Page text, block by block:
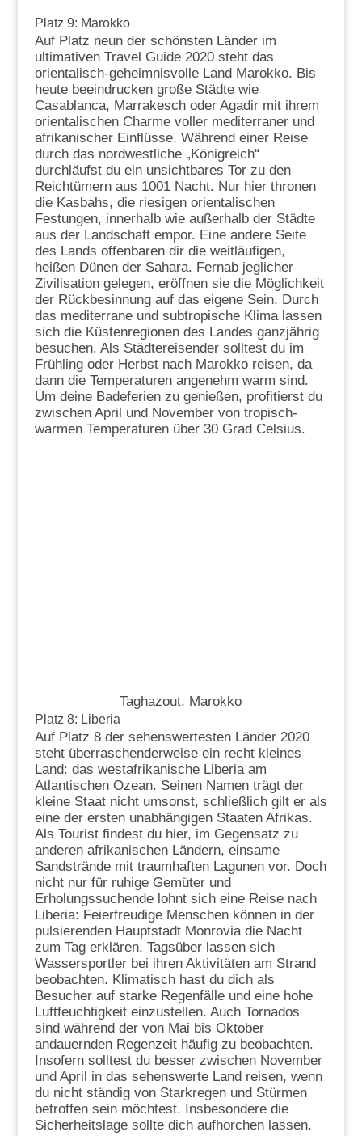
Platz 9: Marokko
Auf Platz neun der schönsten Länder im
ultimativen Travel Guide 2020 steht das
orientalisch-geheimnisvolle Land Marokko. Bis
heute beeindrucken große Städte wie
Casablanca, Marrakesch oder Agadir mit ihrem
orientalischen Charme voller mediterraner und
afrikanischer Einflüsse. Während einer Reise
durch das nordwestliche „Königreich“
durchläufst du ein unsichtbares Tor zu den
Reichtümern aus 1001 Nacht. Nur hier thronen
die Kasbahs, die riesigen orientalischen
Festungen, innerhalb wie außerhalb der Städte
aus der Landschaft empor. Eine andere Seite
des Lands offenbaren dir die weitläufigen,
heißen Dünen der Sahara. Fernab jeglicher
Zivilisation gelegen, eröffnen sie die Möglichkeit
der Rückbesinnung auf das eigene Sein. Durch
das mediterrane und subtropische Klima lassen
sich die Küstenregionen des Landes ganzjährig
besuchen. Als Städtereisender solltest du im
Frühling oder Herbst nach Marokko reisen, da
dann die Temperaturen angenehm warm sind.
Um deine Badeferien zu genießen, profitierst du
zwischen April und November von tropisch-
warmen Temperaturen über 30 Grad Celsius.
Taghazout, Marokko
Platz 8: Liberia
Auf Platz 8 der sehenswertesten Länder 2020
steht überraschenderweise ein recht kleines
Land: das westafrikanische Liberia am
Atlantischen Ozean. Seinen Namen trägt der
kleine Staat nicht umsonst, schließlich gilt er als
eine der ersten unabhängigen Staaten Afrikas.
Als Tourist findest du hier, im Gegensatz zu
anderen afrikanischen Ländern, einsame
Sandstrände mit traumhaften Lagunen vor. Doch
nicht nur für ruhige Gemüter und
Erholungssuchende lohnt sich eine Reise nach
Liberia: Feierfreudige Menschen können in der
pulsierenden Hauptstadt Monrovia die Nacht
zum Tag erklären. Tagsüber lassen sich
Wassersportler bei ihren Aktivitäten am Strand
beobachten. Klimatisch hast du dich als
Besucher auf starke Regenfälle und eine hohe
Luftfeuchtigkeit einzustellen. Auch Tornados
sind während der von Mai bis Oktober
andauernden Regenzeit häufig zu beobachten.
Insofern solltest du besser zwischen November
und April in das sehenswerte Land reisen, wenn
du nicht ständig von Starkregen und Stürmen
betroffen sein möchtest. Insbesondere die
Sicherheitslage sollte dich aufhorchen lassen.